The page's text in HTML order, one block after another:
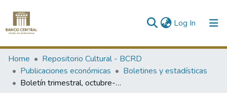
Log In (current)
Communities & Collections
All of DSpace
Home
Repositorio Cultural - BCRD
Publicaciones económicas
Boletines y estadísticas
Boletín trimestral, octubre-diciembre de 2003